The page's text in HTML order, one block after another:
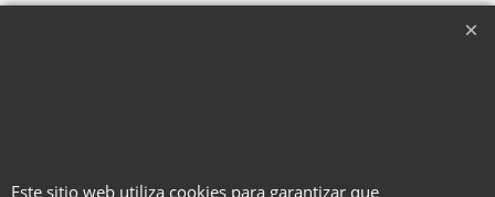
Este sitio web utiliza cookies para garantizar que